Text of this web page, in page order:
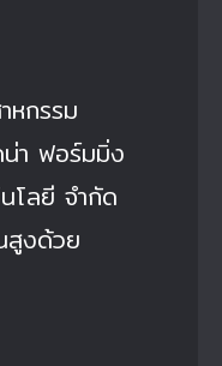
หกรรม
า ฟอร์มมิ่ง
โลยี จำกัด
สูงด้วย